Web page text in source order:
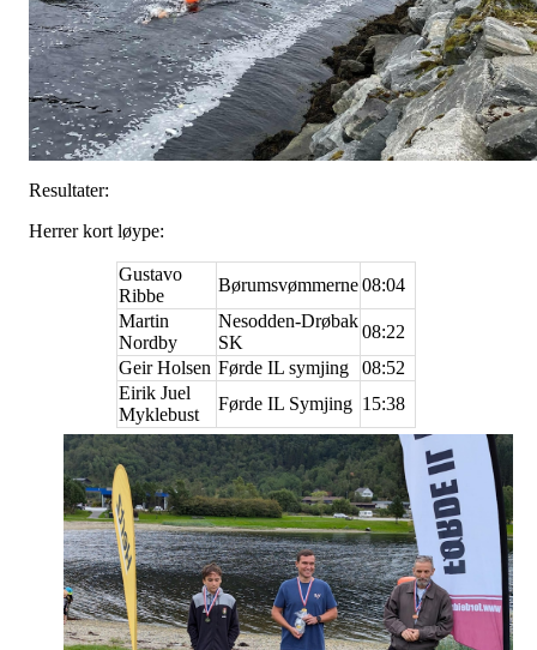
Resultater:
Herrer kort løype:
Gustavo
Ribbe
Børumsvømmerne 08:04
Martin
Nordby
Nesodden-Drøbak
SK
08:22
Geir Holsen Førde IL symjing
08:52
Eirik Juel
Myklebust
Førde IL Symjing 15:38